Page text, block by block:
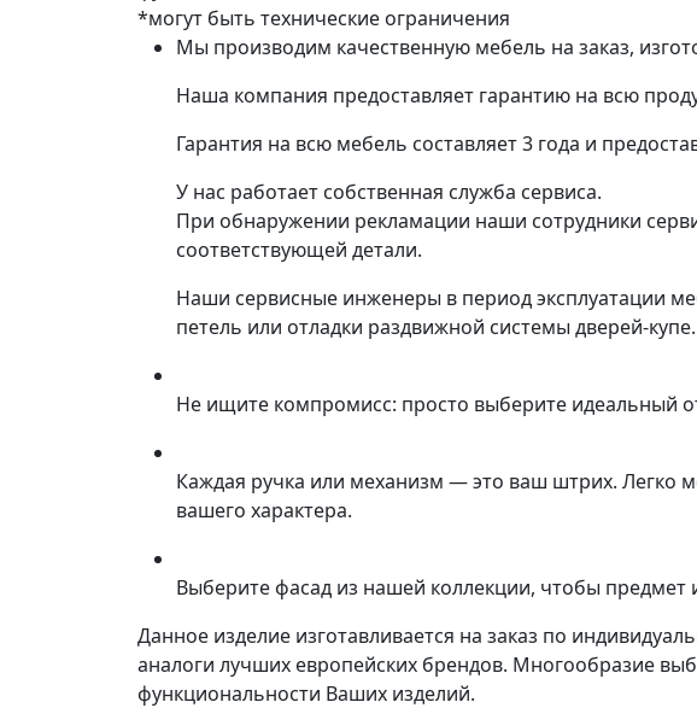
*могут быть технические ограничения
Мы производим качественную мебель на заказ,
Наша компания предоставляет гарантию на всю
Гарантия на всю мебель составляет 3 года и
У нас работает собственная служба сервиса.
При обнаружении рекламации наши сотрудники
соответствующей детали.
Наши сервисные инженеры в период эксплуатации
петель или отладки раздвижной системы дверей-купе.
Не ищите компромисс: просто выберите идеальный
Каждая ручка или механизм — это ваш штрих. Легко
вашего характера.
Выберите фасад из нашей коллекции, чтобы предмет
Данное изделие изготавливается на заказ по
аналоги лучших европейских брендов. Многообразие
функциональности Ваших изделий.